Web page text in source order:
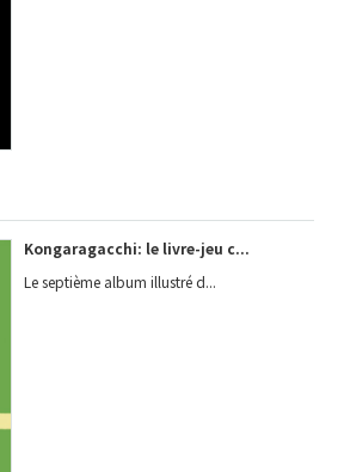
Kongaragacchi: le livre-jeu c...
Le septième album illustré d...